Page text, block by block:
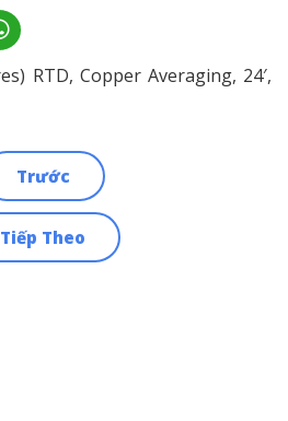
RTD, Copper Averaging, 24′,
Trước
Tiếp Theo